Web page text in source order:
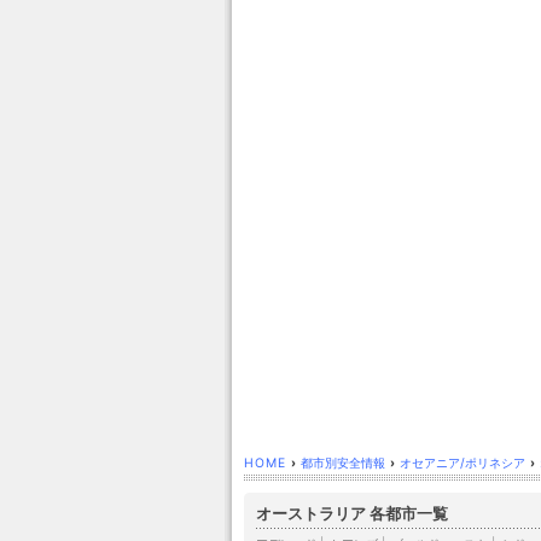
HOME › 都市別安全情報 › オセアニア/ポリネシア ›
オーストラリア 各都市一覧